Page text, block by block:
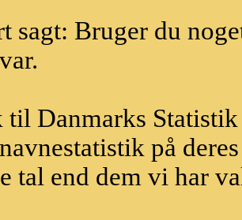
sagt: Bruger du
til Danmarks
på
tal end dem vi har